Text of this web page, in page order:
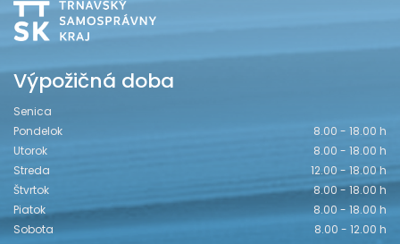
Výpožičná doba
Senica
Pondelok
8.00 - 18.00 h
Utorok
8.00 - 18.00 h
Streda
12.00 - 18.00 h
Štvrtok
8.00 - 18.00 h
Piatok
8.00 - 18.00 h
Sobota
8.00 - 12.00 h